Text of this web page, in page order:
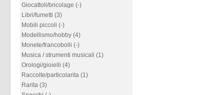
Giocattoli/bricolage (-)
Libri/fumetti (3)
Mobili piccoli (-)
Modellismo/hobby (4)
Monete/francobolli (-)
Musica / strumenti musicali (1)
Orologi/gioielli (4)
Raccolte/particolarita (1)
Rarita (3)